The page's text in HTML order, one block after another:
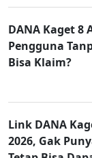
DANA Kaget 8
Pengguna
Bisa Klaim?
Link DANA
2026, Gak